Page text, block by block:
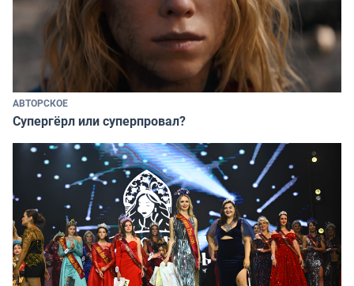
АВТОРСКОЕ
Супергёрл или суперпровал?